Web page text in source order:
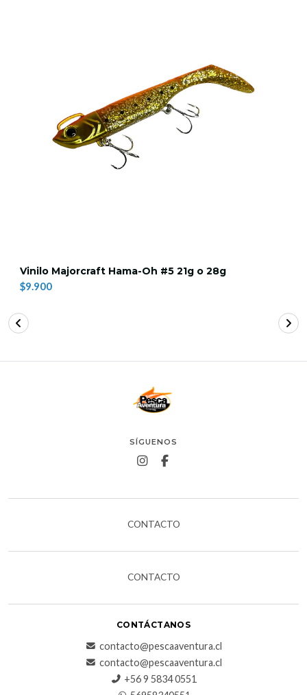
Vinilo Majorcraft Hama-Oh #5 21g o 28g
$9.900
SÍGUENOS
CONTACTO
CONTACTO
CONTÁCTANOS
contacto@pescaaventura.cl
contacto@pescaaventura.cl
+56 9 5834 0551